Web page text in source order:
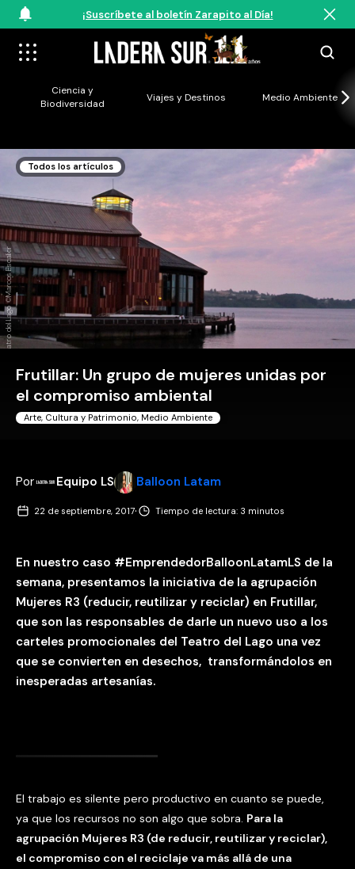
¡Suscríbete al boletín Zarapito al Día!
Ciencia y
Biodiversidad
Viajes y Destinos Medio Ambiente
Teatro del Lago ©Marcos Escalier
Todos los artículos
Frutillar: Un grupo de mujeres unidas por
el compromiso ambiental
Arte, Cultura y Patrimonio, Medio Ambiente
Por Equipo LS Balloon Latam
22 de septiembre, 2017· Tiempo de lectura: 3 minutos
En nuestro caso #EmprendedorBalloonLatamLS de la
semana, presentamos la iniciativa de la agrupación
Mujeres R3 (reducir, reutilizar y reciclar) en Frutillar,
que son las responsables de darle un nuevo uso a los
carteles promocionales del Teatro del Lago una vez
que se convierten en desechos, transformándolos en
inesperadas artesanías.
El trabajo es silente pero productivo en cuanto se puede,
ya que los recursos no son algo que sobra. Para la
agrupación Mujeres R3 (de reducir, reutilizar y reciclar),
el compromiso con el reciclaje va más allá de una